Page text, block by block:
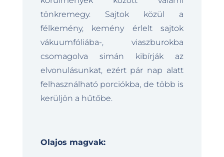
tönkremegy. Sajtok közül a
félkemény, kemény érlelt sajtok
vákuumfóliába-, viaszburokba
csomagolva simán kibírják az
elvonulásunkat, ezért pár nap alatt
felhasználható porciókba, de több is
kerüljön a hűtőbe.
Olajos magvak: